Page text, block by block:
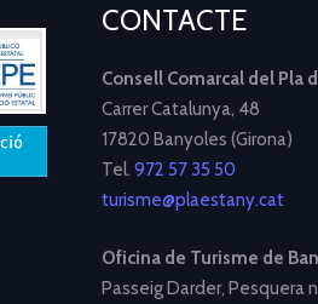
CONTACTE
Consell Comarcal del Pla
Carrer Catalunya, 48
17820 Banyoles (Girona)
Tel. 972 57 35 50
turisme@plaestany.cat
Oficina de Turisme de
Passeig Darder, Pesquera